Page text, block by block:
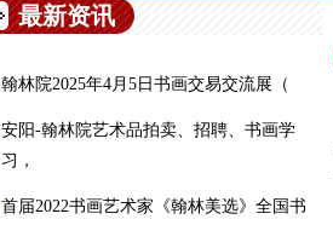
最新资讯
翰林院2025年4月5日书画交易交流展（
安阳-翰林院艺术品拍卖、招聘、书画学
习，
首届2022书画艺术家《翰林美选》全国书